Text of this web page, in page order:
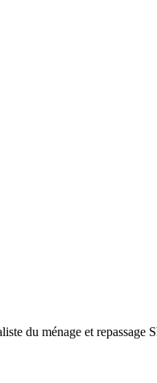
du ménage et repassage